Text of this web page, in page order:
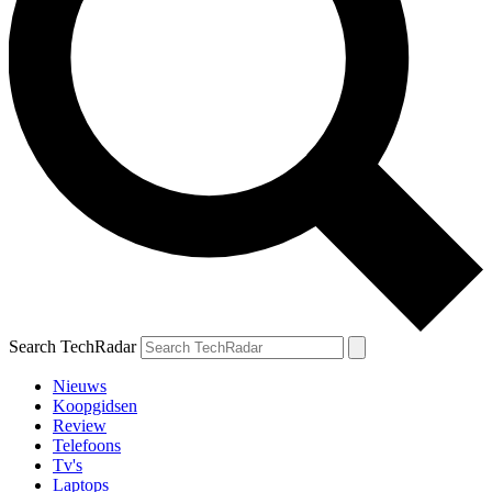
Search TechRadar
Nieuws
Koopgidsen
Review
Telefoons
Tv's
Laptops